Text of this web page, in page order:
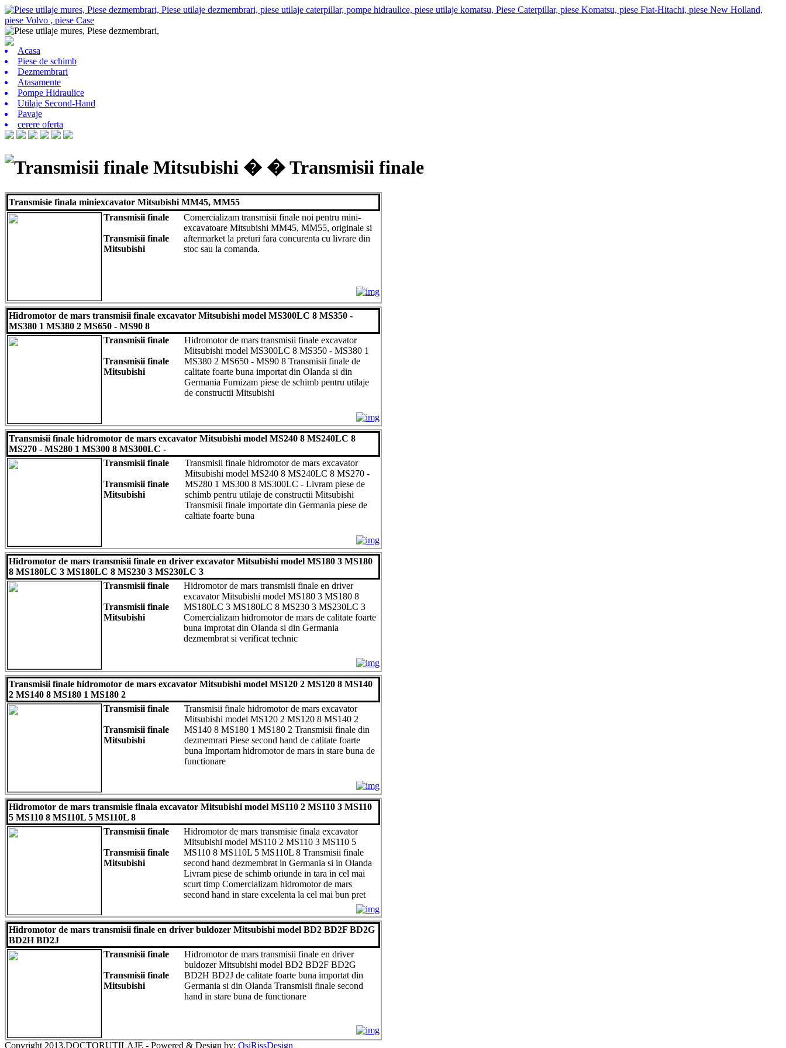
Acasa
Piese de schimb
Dezmembrari
Atasamente
Pompe Hidraulice
Utilaje Second-Hand
Pavaje
cerere oferta
Transmisii finale Mitsubishi � � Transmisii finale
Transmisie finala miniexcavator Mitsubishi MM45, MM55
Transmisii finale
Transmisii finale
Mitsubishi
Comercializam transmisii finale noi pentru mini-
excavatoare Mitsubishi MM45, MM55, originale si
aftermarket la preturi fara concurenta cu livrare din
stoc sau la comanda.
Hidromotor de mars transmisii finale excavator Mitsubishi model MS300LC 8 MS350 -
MS380 1 MS380 2 MS650 - MS90 8
Transmisii finale
Transmisii finale
Mitsubishi
Hidromotor de mars transmisii finale excavator
Mitsubishi model MS300LC 8 MS350 - MS380 1
MS380 2 MS650 - MS90 8 Transmisii finale de
calitate foarte buna importat din Olanda si din
Germania Furnizam piese de schimb pentru utilaje
de constructii Mitsubishi
Transmisii finale hidromotor de mars excavator Mitsubishi model MS240 8 MS240LC 8
MS270 - MS280 1 MS300 8 MS300LC -
Transmisii finale
Transmisii finale
Mitsubishi
Transmisii finale hidromotor de mars excavator
Mitsubishi model MS240 8 MS240LC 8 MS270 -
MS280 1 MS300 8 MS300LC - Livram piese de
schimb pentru utilaje de constructii Mitsubishi
Transmisii finale importate din Germania piese de
caltiate foarte buna
Hidromotor de mars transmisii finale en driver excavator Mitsubishi model MS180 3 MS180
8 MS180LC 3 MS180LC 8 MS230 3 MS230LC 3
Transmisii finale
Transmisii finale
Mitsubishi
Hidromotor de mars transmisii finale en driver
excavator Mitsubishi model MS180 3 MS180 8
MS180LC 3 MS180LC 8 MS230 3 MS230LC 3
Comercializam hidromotor de mars de calitate foarte
buna improtat din Olanda si din Germania
dezmembrat si verificat technic
Transmisii finale hidromotor de mars excavator Mitsubishi model MS120 2 MS120 8 MS140
2 MS140 8 MS180 1 MS180 2
Transmisii finale
Transmisii finale
Mitsubishi
Transmisii finale hidromotor de mars excavator
Mitsubishi model MS120 2 MS120 8 MS140 2
MS140 8 MS180 1 MS180 2 Transmisii finale din
dezmemrari Piese second hand de calitate foarte
buna Importam hidromotor de mars in stare buna de
functionare
Hidromotor de mars transmisie finala excavator Mitsubishi model MS110 2 MS110 3 MS110
5 MS110 8 MS110L 5 MS110L 8
Transmisii finale
Transmisii finale
Mitsubishi
Hidromotor de mars transmisie finala excavator
Mitsubishi model MS110 2 MS110 3 MS110 5
MS110 8 MS110L 5 MS110L 8 Transmisii finale
second hand dezmembrat in Germania si in Olanda
Livram piese de schimb oriunde in tara in cel mai
scurt timp Comercializam hidromotor de mars
second hand in stare excelenta la cel mai bun pret
Hidromotor de mars transmisii finale en driver buldozer Mitsubishi model BD2 BD2F BD2G
BD2H BD2J
Transmisii finale
Transmisii finale
Mitsubishi
Hidromotor de mars transmisii finale en driver
buldozer Mitsubishi model BD2 BD2F BD2G
BD2H BD2J de calitate foarte buna importat din
Germania si din Olanda Transmisii finale second
hand in stare buna de functionare
Copyright 2013.DOCTORUTILAJE - Powered & Design by: OsiRissDesign